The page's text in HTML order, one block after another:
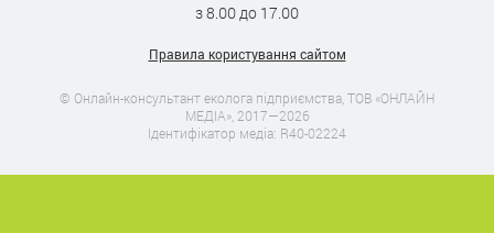
з 8.00 до 17.00
Правила користування сайтом
© Онлайн-консультант еколога підприємства, ТОВ «ОНЛАЙН
МЕДІА», 2017—2026
Ідентифікатор медіа: R40-02224